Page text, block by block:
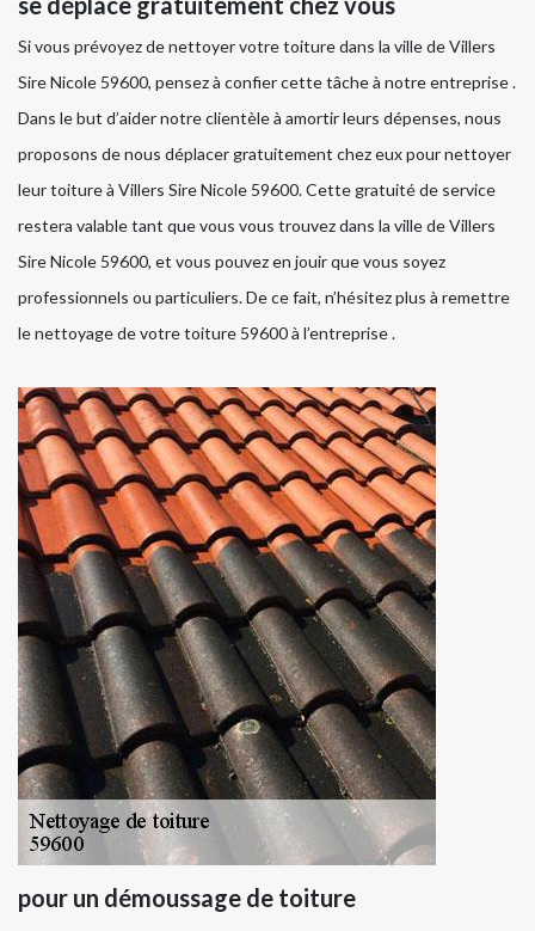
Si vous prévoyez de nettoyer votre toiture dans la ville de Villers
Sire Nicole 59600, pensez à confier cette tâche à notre entreprise .
Dans le but d’aider notre clientèle à amortir leurs dépenses, nous
proposons de nous déplacer gratuitement chez eux pour nettoyer
leur toiture à Villers Sire Nicole 59600. Cette gratuité de service
restera valable tant que vous vous trouvez dans la ville de Villers
Sire Nicole 59600, et vous pouvez en jouir que vous soyez
professionnels ou particuliers. De ce fait, n’hésitez plus à remettre
le nettoyage de votre toiture 59600 à l’entreprise .
pour un démoussage de toiture